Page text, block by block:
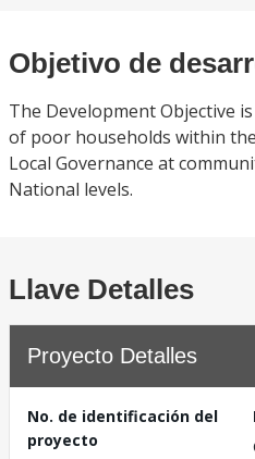
Objetivo de
The Development Objective
of poor households within
Local Governance at
National levels.
Llave Detalles
Proyecto Detalles
No. de identificación del
proyecto